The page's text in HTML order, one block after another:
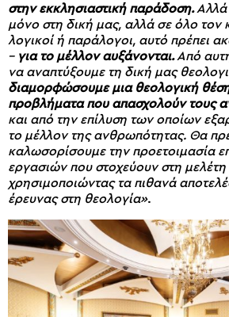
στην εκκλησιαστική παράδοση.Αλλά
μόνο στη δική μας, αλλά σε όλο τον
λογικοί ή παράλογοι, αυτό πρέπει
– για το μέλλον αυξάνονται.Από
να αναπτύξουμε τη δική μας
διαμορφώσουμε μια θεολογική
προβλήματα που απασχολούν τους
και από την επίλυση των οποίων
το μέλλον της ανθρωπότητας. Θα
καλωσορίσουμε την προετοιμασία
εργασιών που στοχεύουν στη
χρησιμοποιώντας τα πιθανά
έρευνας στη θεολογία».